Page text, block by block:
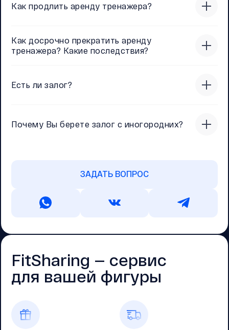
Как продлить аренду тренажера?
Как досрочно прекратить аренду
тренажера? Какие последствия?
Есть ли залог?
Почему Вы берете залог с иногородних?
ЗАДАТЬ ВОПРОС
FitSharing — cервис
для вашей фигуры